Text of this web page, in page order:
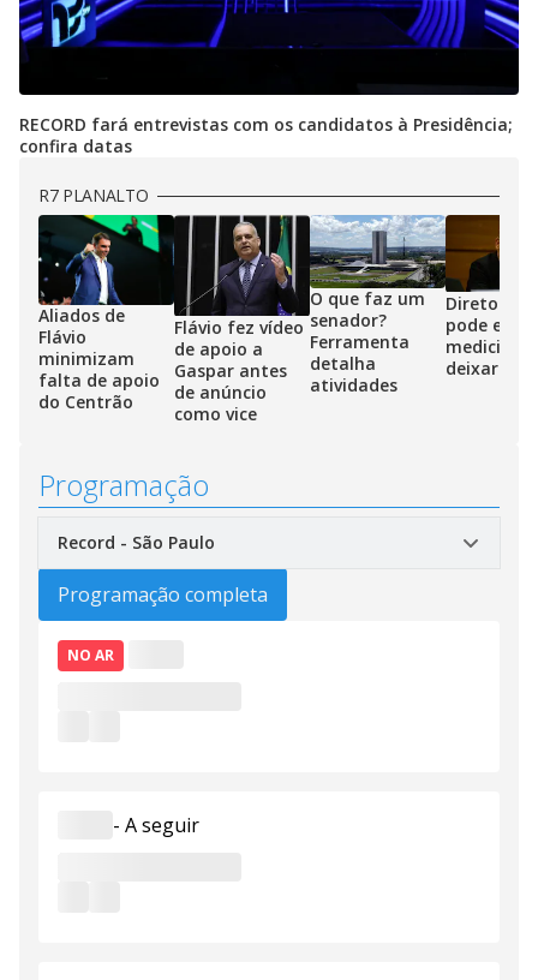
RECORD fará entrevistas com os candidatos à Presidência;
confira datas
R7 PLANALTO
Aliados de
Flávio
minimizam
falta de apoio
do Centrão
Flávio fez vídeo
de apoio a
Gaspar antes
de anúncio
como vice
O que faz um
senador?
Ferramenta
detalha
atividades
Diretor do
pode
medicina
deixar
Programação
Programação completa
NO AR
- A seguir